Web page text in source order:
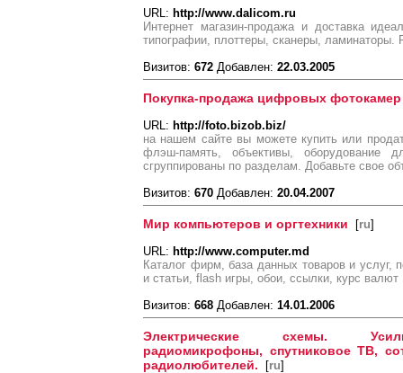
URL: http://www.dalicom.ru
Интернет магазин-продажа и доставка
типографии, плоттеры, сканеры, ламинаторы.
Визитов: 672 Добавлен: 22.03.2005
Покупка-продажа цифровых фотокамер
URL: http://foto.bizob.biz/
на нашем сайте вы можете купить или
флэш-память, объективы, оборудование
сгруппированы по разделам. Добавьте свое
Визитов: 670 Добавлен: 20.04.2007
Мир компьютеров и оргтехники [ru]
URL: http://www.computer.md
Каталог фирм, база данных товаров и услуг,
и статьи, flash игры, обои, ссылки, курс
Визитов: 668 Добавлен: 14.01.2006
Электрические схемы.
радиомикрофоны, спутниковое ТВ,
радиолюбителей. [ru]